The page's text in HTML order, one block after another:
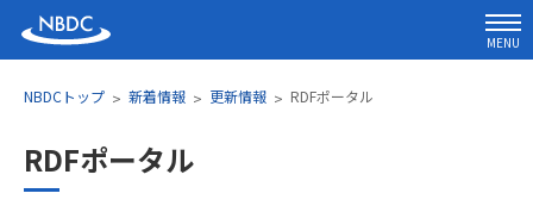
MENU
NBDCトップ 新着情報 更新情報 RDFポータル
RDFポータル